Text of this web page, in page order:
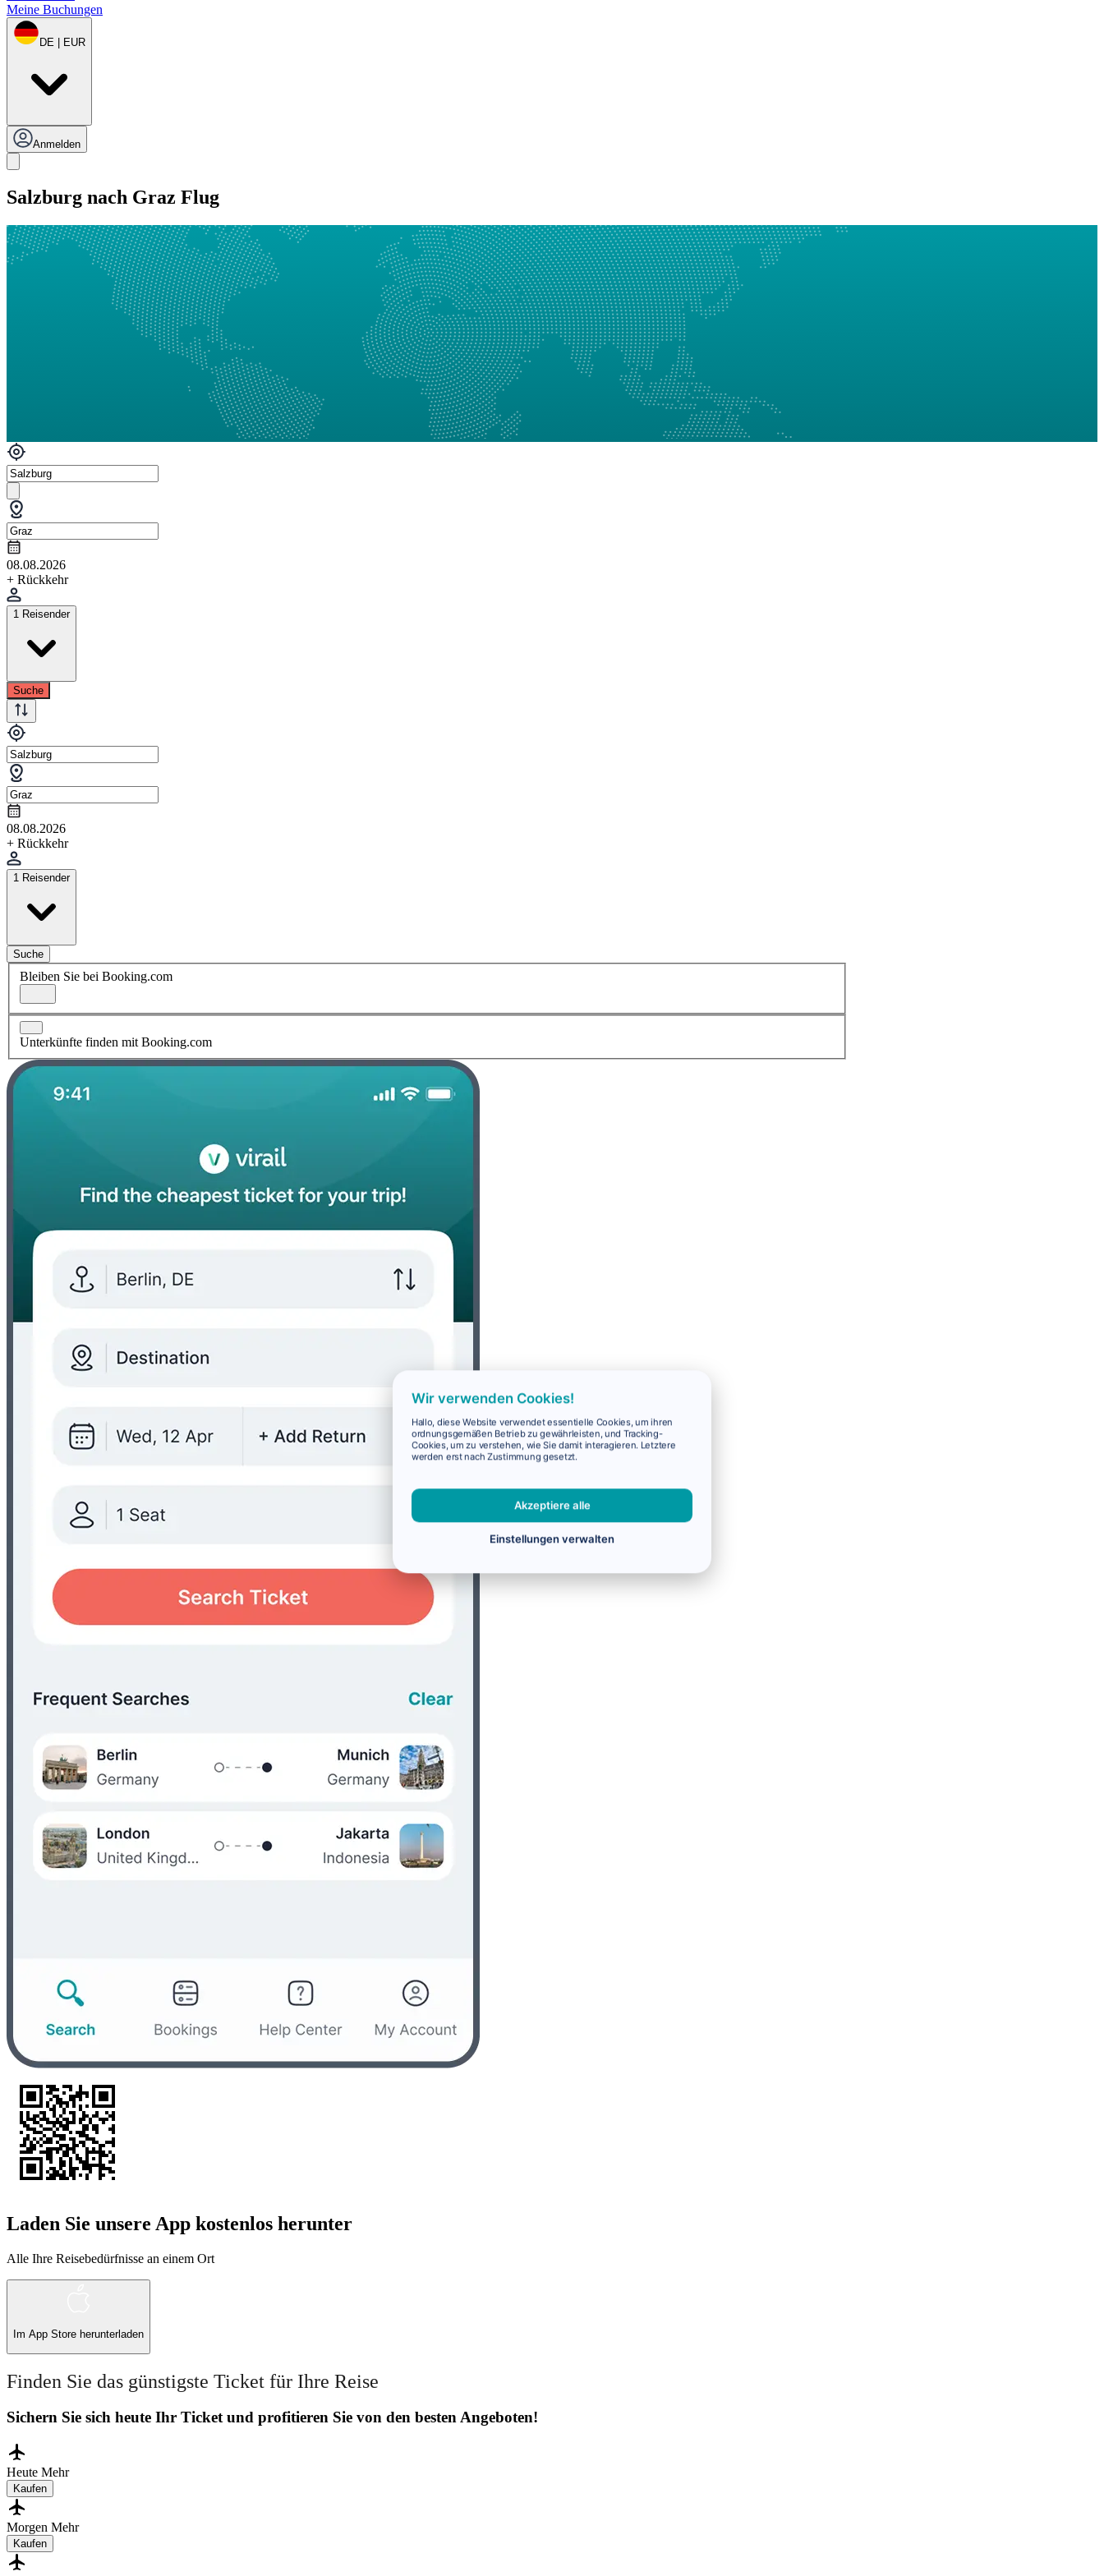
Meine Buchungen
DE | EUR
Anmelden
Salzburg nach Graz Flug
08.08.2026
+ Rückkehr
1 Reisender
Suche
08.08.2026
+ Rückkehr
1 Reisender
Suche
Bleiben Sie bei Booking.com
Unterkünfte finden mit Booking.com
Laden Sie unsere App kostenlos herunter
Alle Ihre Reisebedürfnisse an einem Ort
Im App Store herunterladen
Finden Sie das günstigste Ticket für Ihre Reise
Sichern Sie sich heute Ihr Ticket und profitieren Sie von den besten Angeboten!
Heute Mehr
Kaufen
Morgen Mehr
Kaufen
Wir verwenden Cookies!
Hallo, diese Website verwendet essentielle Cookies, um ihren
ordnungsgemäßen Betrieb zu gewährleisten, und Tracking-
Cookies, um zu verstehen, wie Sie damit interagieren. Letztere
werden erst nach Zustimmung gesetzt.
Akzeptiere alle
Einstellungen verwalten